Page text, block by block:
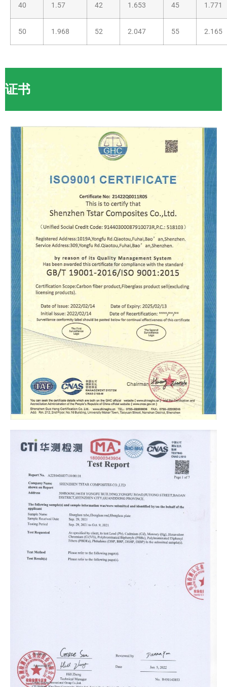
40 1.57 42 1.653 45 1.771
50 1.968 52 2.047 55 2.165
证书